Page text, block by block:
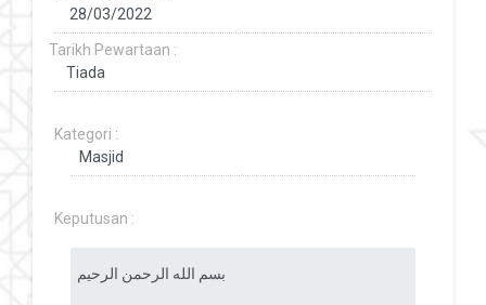
Tarikh Pewartaan :
Kategori :
Keputusan :